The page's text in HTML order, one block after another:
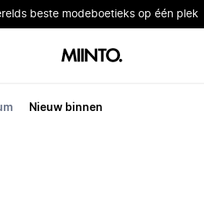
beste modeboetieks op één plek
Nieuw binnen